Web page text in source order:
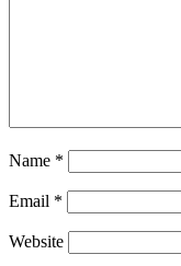
Name *
Email *
Website